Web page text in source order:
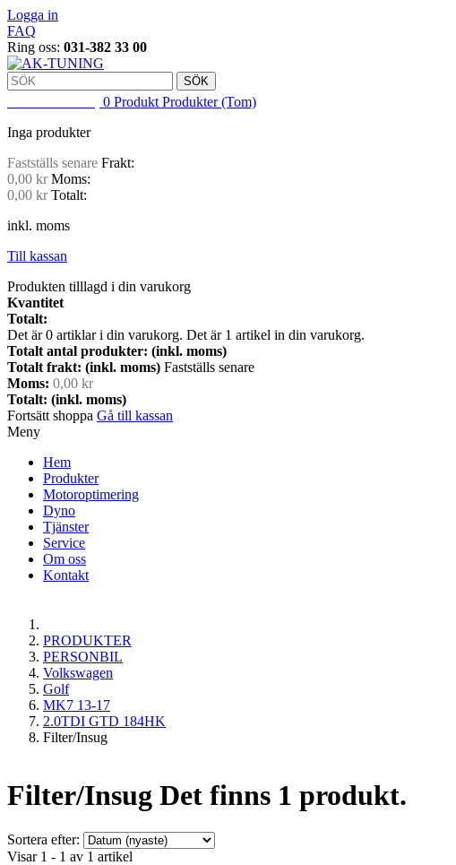
Logga in
FAQ
Ring oss: 031-382 33 00
SÖK
0 Produkt Produkter (Tom)
Inga produkter
Fastställs senare Frakt:
0,00 kr Moms:
0,00 kr Totalt:
inkl. moms
Till kassan
Produkten tilllagd i din varukorg
Kvantitet
Totalt:
Det är0 artiklar i din varukorg. Det är 1 artikel in din varukorg.
Totalt antal produkter: (inkl. moms)
Totalt frakt: (inkl. moms) Fastställs senare
Moms: 0,00 kr
Totalt: (inkl. moms)
Fortsätt shoppa Gå till kassan
Meny
Hem
Produkter
Motoroptimering
Dyno
Tjänster
Service
Om oss
Kontakt
PRODUKTER
PERSONBIL
Volkswagen
Golf
MK7 13-17
2.0TDI GTD 184HK
Filter/Insug
Filter/Insug Det finns 1 produkt.
Sortera efter:
Visar 1 - 1 av 1 artikel